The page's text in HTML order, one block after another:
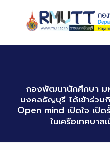
กองพัฒนานักศึกษา มห
มงคลธัญบุรี ได้เข้าร่วม
Open mind เปิดใจ เปิด
ในเครือเทศบาล